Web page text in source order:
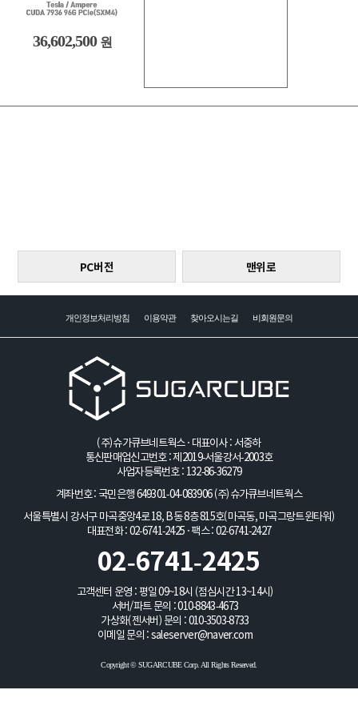
36,602,500 원
PC버전 맨위로
개인정보처리방침 이용약관 찾아오시는길 비회원문의
(주)슈가큐브네트웍스 · 대표이사 : 서중하
통신판매업신고번호 : 제2019-서울강서-2003호
사업자등록번호 : 132-86-36279
계좌번호 : 국민은행 649301-04-083906 (주)슈가큐브네트웍스
서울특별시 강서구 마곡중앙4로 18, B동 8층 815호(마곡동, 마곡그랑트윈타워)
대표전화 : 02-6741-2425 · 팩스 : 02-6741-2427
02-6741-2425
고객센터 운영 : 평일 09~18시 (점심시간 13~14시)
서버/파트 문의 :010-8843-4673
가상화(젠서버) 문의 : 010-3503-8733
이메일 문의 : saleserver@naver.com
Copyright © SUGARCUBE Corp. All Rights Reserved.